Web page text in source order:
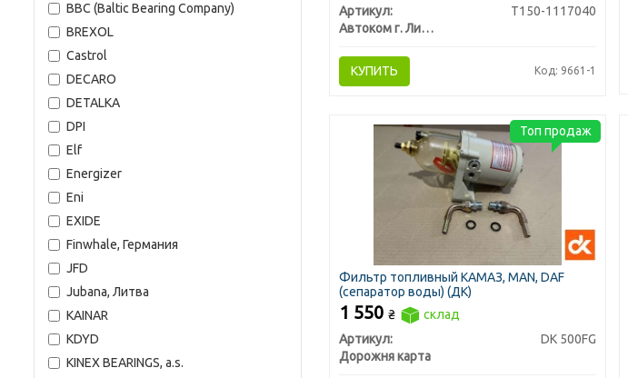
BBC (Baltic Bearing Company)
BREXOL
Castrol
DECARO
DETALKA
DPI
Elf
Energizer
Eni
EXIDE
Finwhale, Германия
JFD
Jubana, Литва
KAINAR
KDYD
KINEX BEARINGS, a.s.
Артикул:
Т150-1117040
Автоком г. Ливны
КУПИТЬ Код: 9661-1
Фильтр топливный КАМАЗ, MAN, DAF
(сепаратор воды) (ДК)
1 550 ₴
склад
Артикул:
DK 500FG
Дорожня карта
Топ продаж